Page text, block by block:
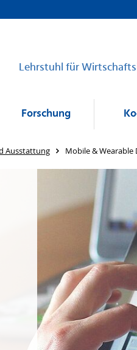
Lehrstuhl für
Forschung
Ausstattung Mobile & Wearable